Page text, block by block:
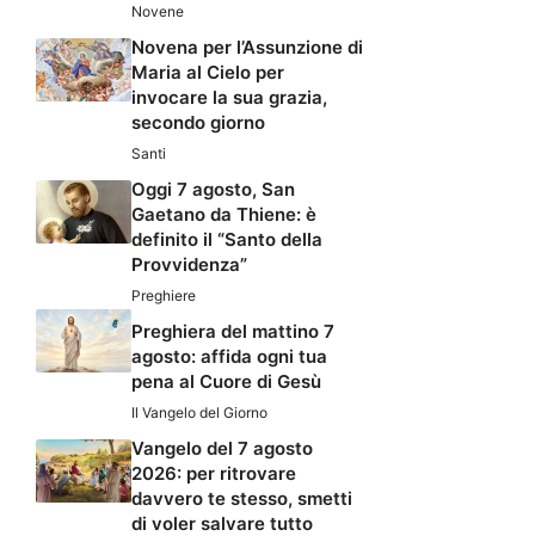
Novene
Novena per l’Assunzione di
Maria al Cielo per
invocare la sua grazia,
secondo giorno
Santi
Oggi 7 agosto, San
Gaetano da Thiene: è
definito il “Santo della
Provvidenza”
Preghiere
Preghiera del mattino 7
agosto: affida ogni tua
pena al Cuore di Gesù
Il Vangelo del Giorno
Vangelo del 7 agosto
2026: per ritrovare
davvero te stesso, smetti
di voler salvare tutto